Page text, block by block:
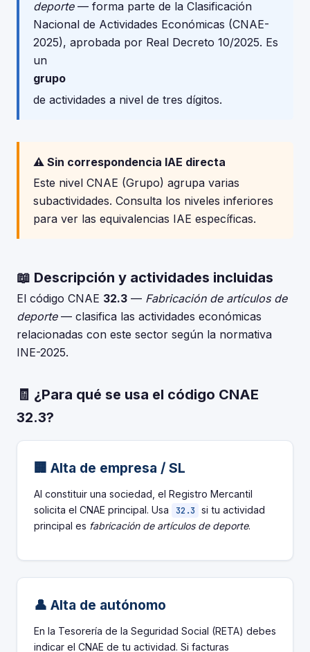
deporte— forma parte de la Clasificación
Nacional de Actividades Económicas (CNAE-
2025), aprobada por Real Decreto 10/2025. Es
un
grupo
de actividades a nivel de tres dígitos.
⚠️ Sin correspondencia IAE directa
Este nivel CNAE (Grupo) agrupa varias
subactividades. Consulta los niveles inferiores
para ver las equivalencias IAE específicas.
📖 Descripción y actividades incluidas
El código CNAE 32.3 — Fabricación de artículos de
deporte— clasifica las actividades económicas
relacionadas con este sector según la normativa
INE-2025.
🧾 ¿Para qué se usa el código CNAE
32.3?
🏢 Alta de empresa / SL
Al constituir una sociedad, el Registro Mercantil
solicita el CNAE principal. Usa
32.3 si tu actividad
principal es fabricación de artículos de deporte.
👤 Alta de autónomo
En la Tesorería de la Seguridad Social (RETA) debes
indicar el CNAE de tu actividad. Si facturas